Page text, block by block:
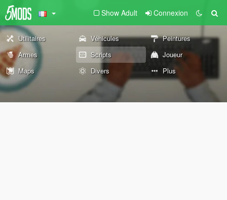
Show Adult Connexion
Utilitaires Véhicules
Peintures
Armes
Scripts
Joueur
Maps
Divers Plus